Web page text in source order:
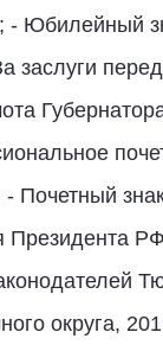
Юбилейный
заслуги
округа,